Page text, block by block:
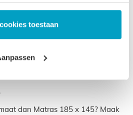
toestaan
van uw Matras 185 x 145.
dat we achter onze producten
dan Matras 185 x 145? Maak